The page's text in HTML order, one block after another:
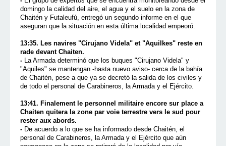
domingo la calidad del aire, el agua y el suelo en la zona de
Chaitén y Futaleufú, entregó un segundo informe en el que
aseguran que la situación en esta última localidad empeoró.
13:35. Les navires "Cirujano Videla" et "Aquilkes" reste en
rade devant Chaiten.
- La Armada determinó que los buques "Cirujano Videla" y
"Aquiles" se mantengan -hasta nuevo aviso- cerca de la bahía
de Chaitén, pese a que ya se decretó la salida de los civiles y
de todo el personal de Carabineros, la Armada y el Ejército.
13:41. Finalement le personnel militaire encore sur place a
Chaiten quitera la zone par voie terrestre vers le sud pour
rester aux abords.
- De acuerdo a lo que se ha informado desde Chaitén, el
personal de Carabineros, la Armada y el Ejército que aún